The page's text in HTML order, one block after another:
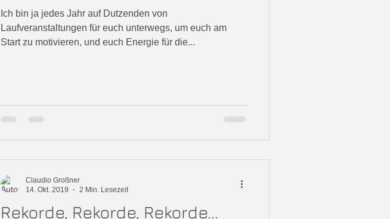
Ich bin ja jedes Jahr auf Dutzenden von
Laufveranstaltungen für euch unterwegs, um euch am
Start zu motivieren, und euch Energie für die...
Rekorde, Rekorde, Rekorde...
Claudio Großner
14. Okt. 2019
2 Min. Lesezeit